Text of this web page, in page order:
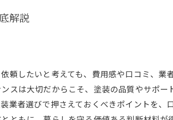
解説
頼したいと考えても、費用感や口コミ、業
スは大切だからこそ、塗装の品質やサポー
業者選びで押さえておくべきポイントを、